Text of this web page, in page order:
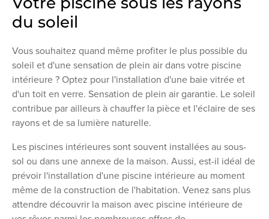
du soleil
Vous souhaitez quand même profiter le plus possible du
soleil et d'une sensation de plein air dans votre piscine
intérieure ? Optez pour l'installation d'une baie vitrée et
d'un toit en verre. Sensation de plein air garantie. Le soleil
contribue par ailleurs à chauffer la pièce et l'éclaire de ses
rayons et de sa lumière naturelle.
Les piscines intérieures sont souvent installées au sous-
sol ou dans une annexe de la maison. Aussi, est-il idéal de
prévoir l'installation d'une piscine intérieure au moment
même de la construction de l'habitation. Venez sans plus
attendre découvrir la maison avec piscine intérieure de